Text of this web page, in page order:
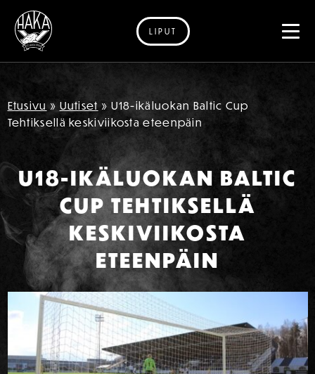
Siirry sisältöön
LIPUT
Etusivu » Uutiset » U18-ikäluokan Baltic Cup
Tehtiksellä keskiviikosta eteenpäin
U18-IKÄLUOKAN BALTIC
CUP TEHTIKSELLÄ
KESKIVIIKOSTA
ETEENPÄIN